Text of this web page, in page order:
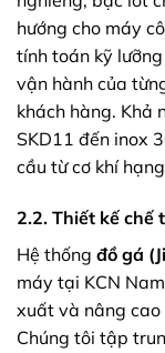
hướng cho máy
tính toán kỹ
vận hành của
khách hàng. Khả
SKD11 đến inox
cầu từ cơ khí
2.2. Thiết kế chế
Hệ thống đồ gá
máy tại KCN
xuất và nâng cao
Chúng tôi tập